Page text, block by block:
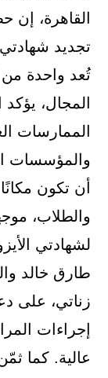
القاهرة،
تُعد واحدة من
المجال،
الممارسات
والمؤسسات
أن تكون
والطلاب،
طارق خالد
زناتي، على
إجراءات
عالية. كما